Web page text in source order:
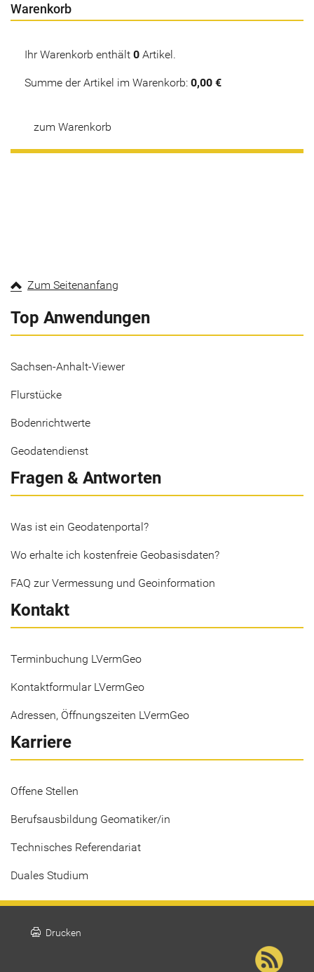
Warenkorb
Ihr Warenkorb enthält 0 Artikel.
Summe der Artikel im Warenkorb: 0,00 €
zum Warenkorb
Zum Seitenanfang
Top Anwendungen
Sachsen-Anhalt-Viewer
Flurstücke
Bodenrichtwerte
Geodatendienst
Fragen & Antworten
Was ist ein Geodatenportal?
Wo erhalte ich kostenfreie Geobasisdaten?
FAQ zur Vermessung und Geoinformation
Kontakt
Terminbuchung LVermGeo
Kontaktformular LVermGeo
Adressen, Öffnungszeiten LVermGeo
Karriere
Offene Stellen
Berufsausbildung Geomatiker/in
Technisches Referendariat
Duales Studium
print Drucken